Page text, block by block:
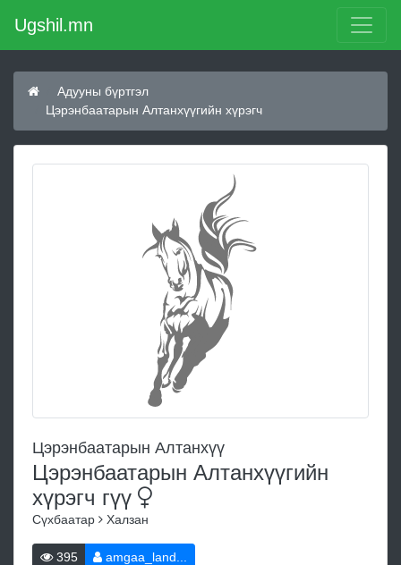
Ugshil.mn
Адууны бүртгэл
Цэрэнбаатарын Алтанхүүгийн хүрэгч
Цэрэнбаатарын Алтанхүү
Цэрэнбаатарын Алтанхүүгийн
хүрэгч гүү
Сүхбаатар Халзан
395 amgaa_land...